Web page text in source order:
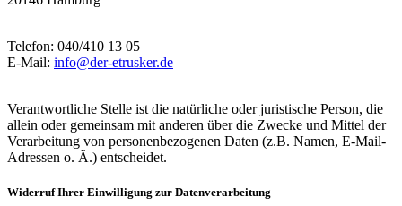
Telefon: 040/410 13 05
E-Mail: info@der-etrusker.de
Verantwortliche Stelle ist die natürliche oder juristische Person, die
allein oder gemeinsam mit anderen über die Zwecke und Mittel der
Verarbeitung von personenbezogenen Daten (z.B. Namen, E-Mail-
Adressen o. Ä.) entscheidet.
Widerruf Ihrer Einwilligung zur Datenverarbeitung